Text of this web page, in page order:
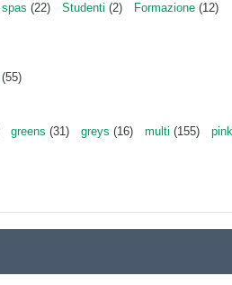
spas (22) Studenti (2) Formazione (12)
(55)
greens (31) greys (16) multi (155)